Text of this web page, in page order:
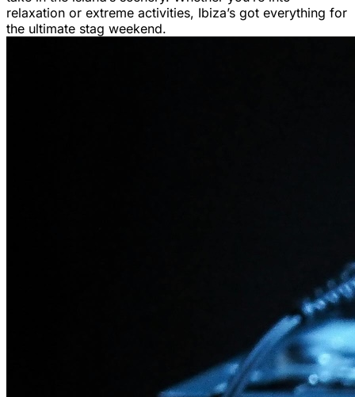
relaxation or extreme activities, Ibiza’s got everything for
the ultimate stag weekend.